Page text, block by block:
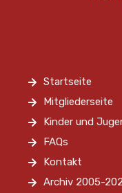
Startseite
Mitgliederseite
Kinder und
FAQs
Kontakt
Archiv 2005-